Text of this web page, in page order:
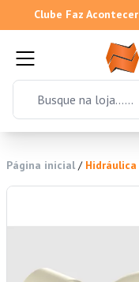
Clube Faz Acontecer
Página inicial / Hidráulica